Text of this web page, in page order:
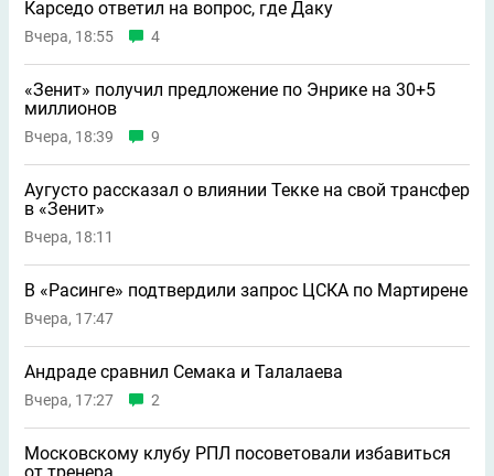
Карседо ответил на вопрос, где Даку
Вчера, 18:55 4
«Зенит» получил предложение по Энрике на 30+5
миллионов
Вчера, 18:39 9
Аугусто рассказал о влиянии Текке на свой трансфер
в «Зенит»
Вчера, 18:11
В «Расинге» подтвердили запрос ЦСКА по Мартирене
Вчера, 17:47
Андраде сравнил Семака и Талалаева
Вчера, 17:27 2
Московскому клубу РПЛ посоветовали избавиться